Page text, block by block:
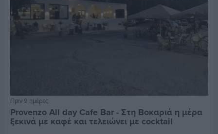
Πριν 9 ημέρες
Provenzo All day Cafe Bar - Στη Βοκαριά η μέρα
ξεκινά με καφέ και τελειώνει με cocktail